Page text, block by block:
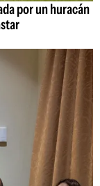
por un huracán